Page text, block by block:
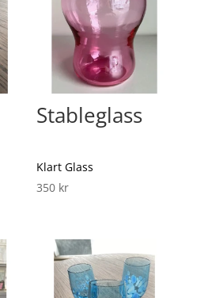
Stableglass
Klart Glass
350 kr